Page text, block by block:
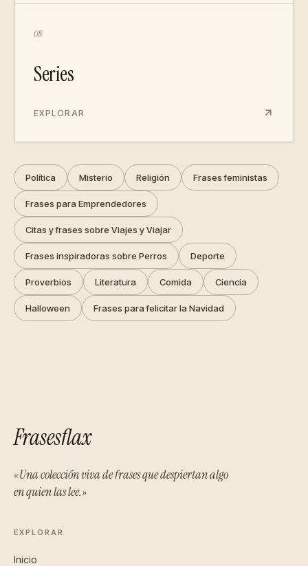
08
Series
EXPLORAR
Política Misterio Religión Frases feministas
Frases para Emprendedores
Citas y frases sobre Viajes y Viajar
Frases inspiradoras sobre Perros Deporte
Proverbios Literatura Comida Ciencia
Halloween Frases para felicitar la Navidad
Frasesflax
«Una colección viva de frases que despiertan algo
en quien las lee.»
EXPLORAR
Inicio